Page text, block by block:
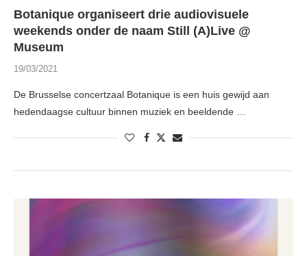
Botanique organiseert drie audiovisuele
weekends onder de naam Still (A)Live @
Museum
19/03/2021
De Brusselse concertzaal Botanique is een huis gewijd aan
hedendaagse cultuur binnen muziek en beeldende …